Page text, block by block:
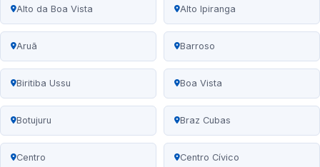
Alto da Boa Vista Alto Ipiranga
Aruã Barroso
Biritiba Ussu Boa Vista
Botujuru Braz Cubas
Centro Centro Cívico